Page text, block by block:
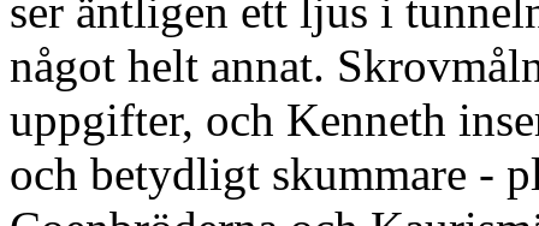
ser äntligen ett ljus i
något helt annat.
uppgifter, och Kenneth
och betydligt skummare -